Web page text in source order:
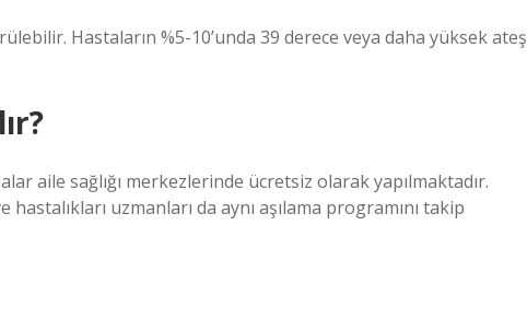
Hastaların %5-10’unda 39 derece veya daha yüksek ateş
aile sağlığı merkezlerinde ücretsiz olarak yapılmaktadır.
hastalıkları uzmanları da aynı aşılama programını takip